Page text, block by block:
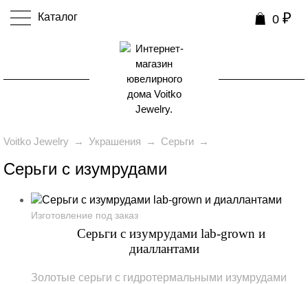
Каталог 0 ₽
Voitko Jewelry → Украшения → Серьги →
Серьги с изумрудами
Изготовление под заказ
Серьги с изумрудами lab-grown и
диаллантами
Золотые серьги с гидротермальными изумрудами